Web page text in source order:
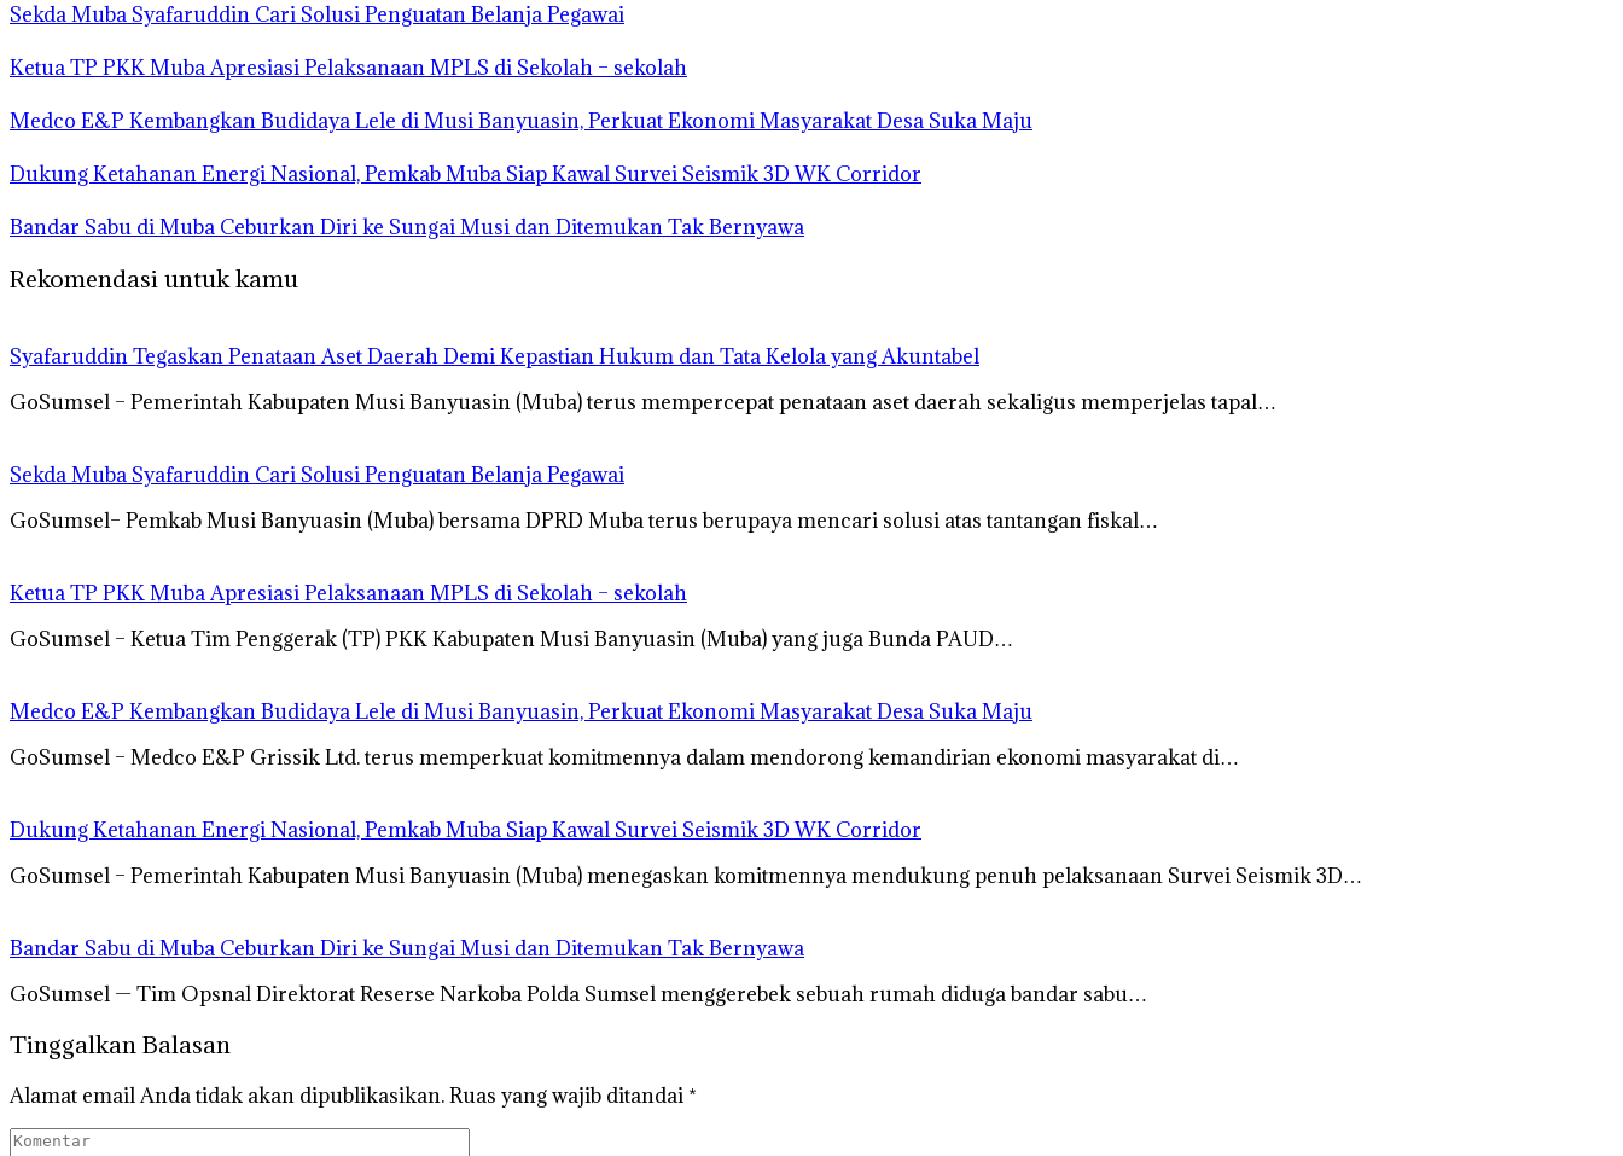
Sekda Muba Syafaruddin Cari Solusi Penguatan Belanja Pegawai
Ketua TP PKK Muba Apresiasi Pelaksanaan MPLS di Sekolah – sekolah
Medco E&P Kembangkan Budidaya Lele di Musi Banyuasin, Perkuat Ekonomi Masyarakat Desa Suka Maju
Dukung Ketahanan Energi Nasional, Pemkab Muba Siap Kawal Survei Seismik 3D WK Corridor
Bandar Sabu di Muba Ceburkan Diri ke Sungai Musi dan Ditemukan Tak Bernyawa
Rekomendasi untuk kamu
Syafaruddin Tegaskan Penataan Aset Daerah Demi Kepastian Hukum dan Tata Kelola yang Akuntabel
GoSumsel – Pemerintah Kabupaten Musi Banyuasin (Muba) terus mempercepat penataan aset daerah sekaligus memperjelas tapal…
Sekda Muba Syafaruddin Cari Solusi Penguatan Belanja Pegawai
GoSumsel– Pemkab Musi Banyuasin (Muba) bersama DPRD Muba terus berupaya mencari solusi atas tantangan fiskal…
Ketua TP PKK Muba Apresiasi Pelaksanaan MPLS di Sekolah – sekolah
GoSumsel – Ketua Tim Penggerak (TP) PKK Kabupaten Musi Banyuasin (Muba) yang juga Bunda PAUD…
Medco E&P Kembangkan Budidaya Lele di Musi Banyuasin, Perkuat Ekonomi Masyarakat Desa Suka Maju
GoSumsel – Medco E&P Grissik Ltd. terus memperkuat komitmennya dalam mendorong kemandirian ekonomi masyarakat di…
Dukung Ketahanan Energi Nasional, Pemkab Muba Siap Kawal Survei Seismik 3D WK Corridor
GoSumsel – Pemerintah Kabupaten Musi Banyuasin (Muba) menegaskan komitmennya mendukung penuh pelaksanaan Survei Seismik 3D…
Bandar Sabu di Muba Ceburkan Diri ke Sungai Musi dan Ditemukan Tak Bernyawa
GoSumsel — Tim Opsnal Direktorat Reserse Narkoba Polda Sumsel menggerebek sebuah rumah diduga bandar sabu…
Tinggalkan Balasan
Alamat email Anda tidak akan dipublikasikan.Ruas yang wajib ditandai *